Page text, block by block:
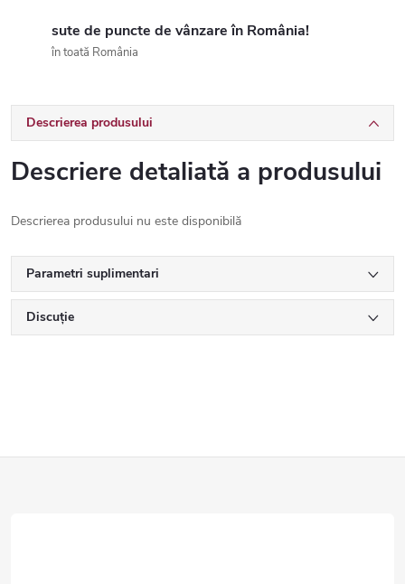
sute de puncte de vânzare în România!
în toată România
Descrierea produsului
Descriere detaliată a produsului
Descrierea produsului nu este disponibilă
Parametri suplimentari
Discuţie